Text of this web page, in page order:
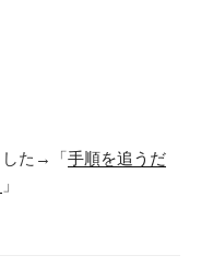
した→「手順を追うだ
」